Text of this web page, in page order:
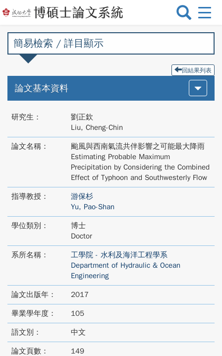
選
切
簡易檢索 / 詳目顯示
回結果列表
論文基本資料
研究生：
劉正欽
Liu, Cheng-Chin
論文名稱：
颱風與西南氣流共伴影響之可能最大降雨
Estimating Probable Maximum
Precipitation by Considering the Combined
Effect of Typhoon and Southwesterly Flow
指導教授：
游保杉
Yu, Pao-Shan
學位類別：
博士
Doctor
系所名稱：
工學院 - 水利及海洋工程學系
Department of Hydraulic & Ocean
Engineering
論文出版年： 2017
畢業學年度： 105
語文別： 中文
論文頁數： 149